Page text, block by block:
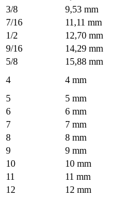
3/8
9,53 mm
7/16
11,11 mm
1/2
12,70 mm
9/16
14,29 mm
5/8
15,88 mm
4
4 mm
5
5 mm
6
6 mm
7
7 mm
8
8 mm
9
9 mm
10
10 mm
11
11 mm
12
12 mm